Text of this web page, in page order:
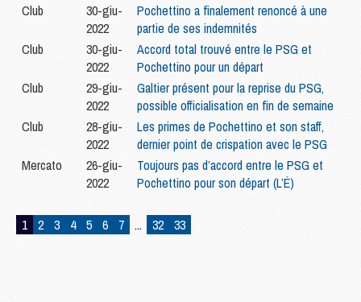
Club
30-giu-
2022
Pochettino a finalement renoncé à une
partie de ses indemnités
Club
30-giu-
2022
Accord total trouvé entre le PSG et
Pochettino pour un départ
Club
29-giu-
2022
Galtier présent pour la reprise du PSG,
possible officialisation en fin de semaine
Club
28-giu-
2022
Les primes de Pochettino et son staff,
dernier point de crispation avec le PSG
Mercato
26-giu-
2022
Toujours pas d’accord entre le PSG et
Pochettino pour son départ (L’É)
1 2 3 4 5 6 7 ... 32 33